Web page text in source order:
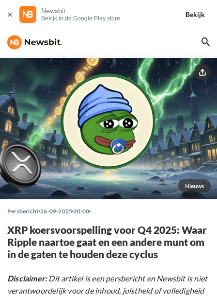
Newsbit
Bekijk in de Google Play store
Bekijk
Nieuws
Persbericht 26-09-2025 20:00
XRP koersvoorspelling voor Q4 2025: Waar
Ripple naartoe gaat en een andere munt om
in de gaten te houden deze cyclus
Disclaimer:Dit artikel is een persbericht en Newsbit is niet
verantwoordelijk voor de inhoud, juistheid of volledigheid